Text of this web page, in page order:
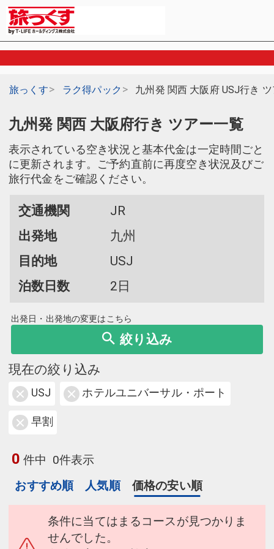
旅っくす ラク得パック 九州発 関西 大阪府 USJ行き
九州発 関西 大阪府行き ツアー一覧
表示されている空き状況と基本代金は一定時間ごと
に更新されます。ご予約直前に再度空き状況及びご
旅行代金をご確認ください。
交通機関
JR
出発地
九州
目的地
USJ
泊数日数
2日
出発日・出発地の変更はこちら
絞り込み
現在の絞り込み
USJ ホテルユニバーサル・ポート
早割
0 件中 0件表示
おすすめ順
人気順 価格の安い順
条件に当てはまるコースが見つかりま
せんでした。